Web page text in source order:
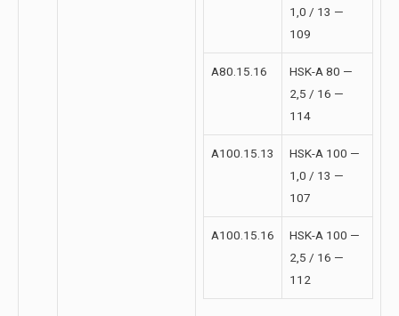
1,0 / 13 —
109
A80.15.16
HSK-A 80 —
2,5 / 16 —
114
A100.15.13
HSK-A 100 —
1,0 / 13 —
107
A100.15.16
HSK-A 100 —
2,5 / 16 —
112